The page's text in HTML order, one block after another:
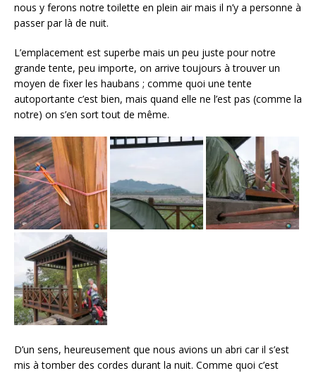
nous y ferons notre toilette en plein air mais il n’y a personne à
passer par là de nuit.
L’emplacement est superbe mais un peu juste pour notre
grande tente, peu importe, on arrive toujours à trouver un
moyen de fixer les haubans ; comme quoi une tente
autoportante c’est bien, mais quand elle ne l’est pas (comme la
notre) on s’en sort tout de même.
D’un sens, heureusement que nous avions un abri car il s’est
mis à tomber des cordes durant la nuit. Comme quoi c’est